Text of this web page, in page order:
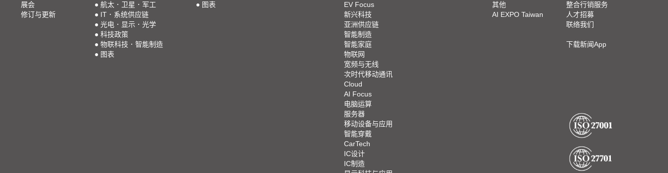
展会
修订与更新
● 航太．卫星．军工
● IT．系统供应链
● 光电．显示．光学
● 科技政策
● 物联科技．智能制造
● 图表
● 图表
EV Focus
新兴科技
亚洲供应链
智能制造
智能家庭
物联网
宽频与无线
次时代移动通讯
Cloud
AI Focus
电脑运算
服务器
移动设备与应用
智能穿戴
CarTech
IC设计
IC制造
其他
AI EXPO Taiwan
整合行销服务
人才招募
联络我们
下载新闻App